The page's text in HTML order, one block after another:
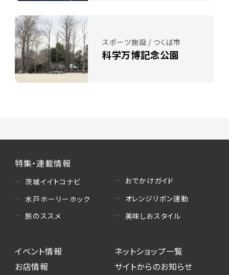
スポーツ施設 / つくば市
科学万博記念公園
特集・連載情報
茨城イイトコナビ
水戸ホーリーホック
旅のススメ
おでかけガイド
オレンジリボン運動
美味しおスタイル
イベント情報
お店情報
ネットショップ一覧
サイトからのお知らせ